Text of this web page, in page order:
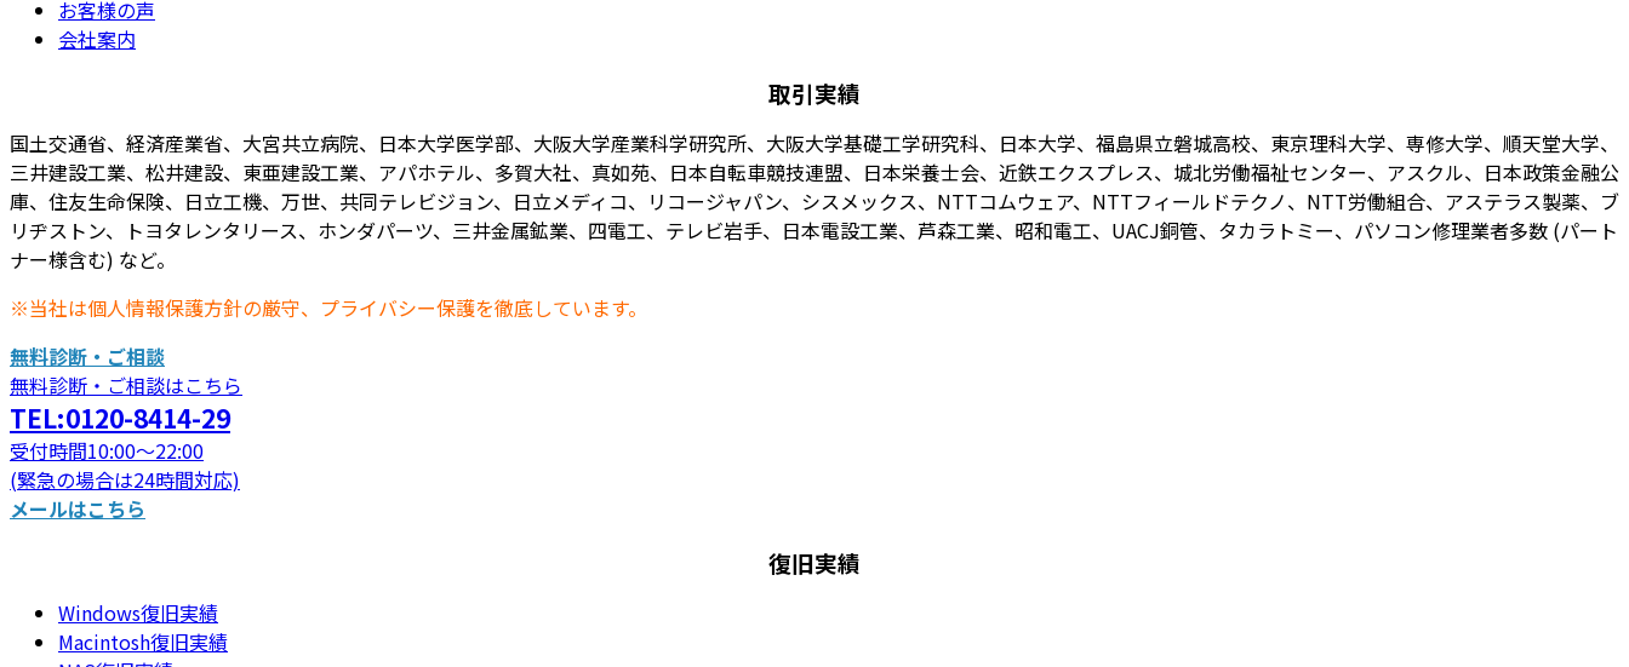
お客様の声
会社案内
取引実績
国土交通省、経済産業省、大宮共立病院、日本大学医学部、大阪大学産業科学研究所、大阪大学基礎工学研究科、日本大学、福島県立磐城高校、東京理科大学、専修大学、順天堂大学、
三井建設工業、松井建設、東亜建設工業、アパホテル、多賀大社、真如苑、日本自転車競技連盟、日本栄養士会、近鉄エクスプレス、城北労働福祉センター、アスクル、日本政策金融公
庫、住友生命保険、日立工機、万世、共同テレビジョン、日立メディコ、リコージャパン、シスメックス、NTTコムウェア、NTTフィールドテクノ、NTT労働組合、アステラス製薬、ブ
リヂストン、トヨタレンタリース、ホンダパーツ、三井金属鉱業、四電工、テレビ岩手、日本電設工業、芦森工業、昭和電工、UACJ銅管、タカラトミー、パソコン修理業者多数 (パート
ナー様含む) など。
※当社は個人情報保護方針の厳守、プライバシー保護を徹底しています。
無料診断・ご相談
無料診断・ご相談はこちら
TEL:0120-8414-29
受付時間10:00～22:00
(緊急の場合は24時間対応)
メールはこちら
復旧実績
Windows復旧実績
Macintosh復旧実績